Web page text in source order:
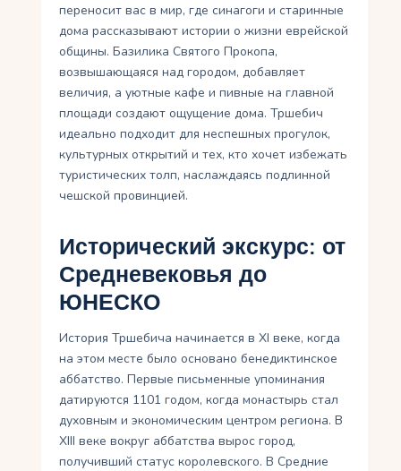
переносит вас в мир, где синагоги и старинные
дома рассказывают истории о жизни еврейской
общины. Базилика Святого Прокопа,
возвышающаяся над городом, добавляет
величия, а уютные кафе и пивные на главной
площади создают ощущение дома. Тршебич
идеально подходит для неспешных прогулок,
культурных открытий и тех, кто хочет избежать
туристических толп, наслаждаясь подлинной
чешской провинцией.
Исторический экскурс: от
Средневековья до
ЮНЕСКО
История Тршебича начинается в XI веке, когда
на этом месте было основано бенедиктинское
аббатство. Первые письменные упоминания
датируются 1101 годом, когда монастырь стал
духовным и экономическим центром региона. В
XIII веке вокруг аббатства вырос город,
получивший статус королевского. В Средние